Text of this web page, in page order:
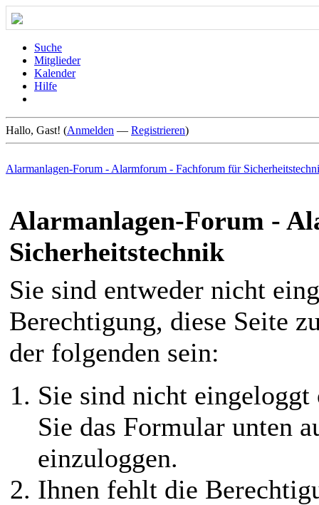
Suche
Mitglieder
Kalender
Hilfe
Hallo, Gast! (Anmelden — Registrieren)
Alarmanlagen-Forum - Alarmforum - Fachforum für
Alarmanlagen-Forum -
Sicherheitstechnik
Sie sind entweder nicht
Berechtigung, diese Seite
der folgenden sein:
Sie sind nicht
Sie das Formular unten
einzuloggen.
Ihnen fehlt die